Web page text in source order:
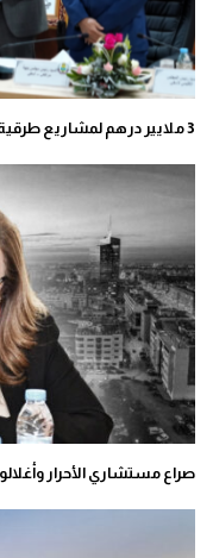
3 ملايير درهم لمشاريع طرقية بجهة مراكش آسفي
صراع مستشاري الأحرار